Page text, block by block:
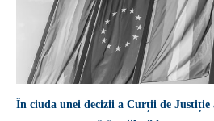
În ciuda unei decizii a Curții de Justiție